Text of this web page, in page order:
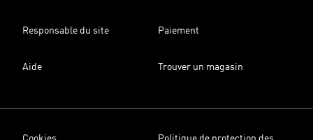
Responsable du site Paiement
Aide Trouver un magasin